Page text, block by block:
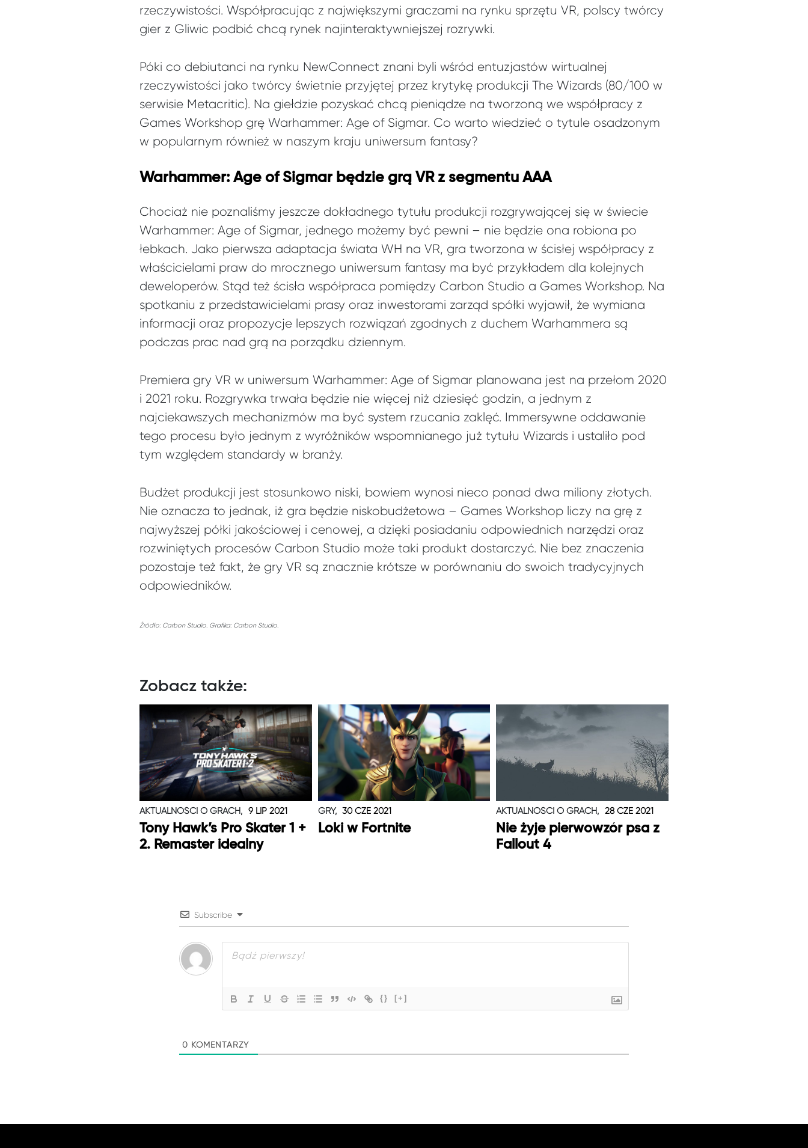
rzeczywistości. Współpracując z największymi graczami na rynku sprzętu VR, polscy twórcy
gier z Gliwic podbić chcą rynek najinteraktywniejszej rozrywki.
Póki co debiutanci na rynku NewConnect znani byli wśród entuzjastów wirtualnej
rzeczywistości jako twórcy świetnie przyjętej przez krytykę produkcji The Wizards (80/100 w
serwisie Metacritic). Na giełdzie pozyskać chcą pieniądze na tworzoną we współpracy z
Games Workshop grę Warhammer: Age of Sigmar. Co warto wiedzieć o tytule osadzonym
w popularnym również w naszym kraju uniwersum fantasy?
Warhammer: Age of Sigmar będzie grą VR z segmentu AAA
Chociaż nie poznaliśmy jeszcze dokładnego tytułu produkcji rozgrywającej się w świecie
Warhammer: Age of Sigmar, jednego możemy być pewni – nie będzie ona robiona po
łebkach. Jako pierwsza adaptacja świata WH na VR, gra tworzona w ścisłej współpracy z
właścicielami praw do mrocznego uniwersum fantasy ma być przykładem dla kolejnych
deweloperów. Stąd też ścisła współpraca pomiędzy Carbon Studio a Games Workshop. Na
spotkaniu z przedstawicielami prasy oraz inwestorami zarząd spółki wyjawił, że wymiana
informacji oraz propozycje lepszych rozwiązań zgodnych z duchem Warhammera są
podczas prac nad grą na porządku dziennym.
Premiera gry VR w uniwersum Warhammer: Age of Sigmar planowana jest na przełom 2020
i 2021 roku. Rozgrywka trwała będzie nie więcej niż dziesięć godzin, a jednym z
najciekawszych mechanizmów ma być system rzucania zaklęć. Immersywne oddawanie
tego procesu było jednym z wyróżników wspomnianego już tytułu Wizards i ustaliło pod
tym względem standardy w branży.
Budżet produkcji jest stosunkowo niski, bowiem wynosi nieco ponad dwa miliony złotych.
Nie oznacza to jednak, iż gra będzie niskobudżetowa – Games Workshop liczy na grę z
najwyższej półki jakościowej i cenowej, a dzięki posiadaniu odpowiednich narzędzi oraz
rozwiniętych procesów Carbon Studio może taki produkt dostarczyć. Nie bez znaczenia
pozostaje też fakt, że gry VR są znacznie krótsze w porównaniu do swoich tradycyjnych
odpowiedników.
Źródło: Carbon Studio. Grafika: Carbon Studio.
Zobacz także:
AKTUALNOŚCI O GRACH, 9 LIP 2021
Tony Hawk’s Pro Skater 1 +
2. Remaster idealny
GRY, 30 CZE 2021
Loki w Fortnite
AKTUALNOŚCI O GRACH, 28 CZE 2021
Nie żyje pierwowzór psa z
Fallout 4
Subscribe
{} [+]
0 KOMENTARZY